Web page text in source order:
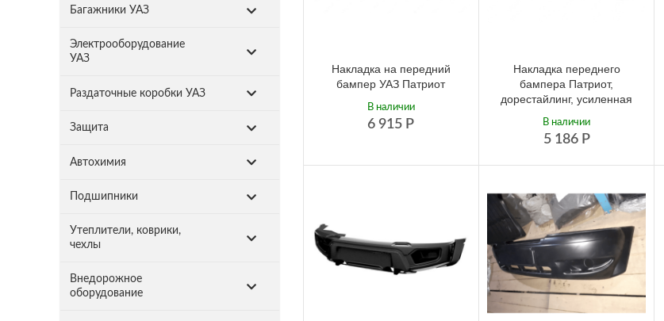
Багажники УАЗ
Электрооборудование
УАЗ
Раздаточные коробки УАЗ
Защита
Автохимия
Подшипники
Утеплители, коврики,
чехлы
Внедорожное
оборудование
Накладка на передний
бампер УАЗ Патриот
6 915 Р
В наличии
Накладка переднего
бампера Патриот,
дорестайлинг, усиленная
5 186 Р
В наличии